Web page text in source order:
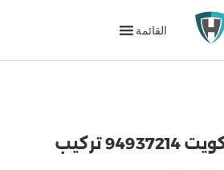
القائمة
نجار الدسمه الكويت 94937214 تركيب